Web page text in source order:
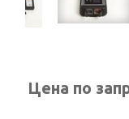
Цена по